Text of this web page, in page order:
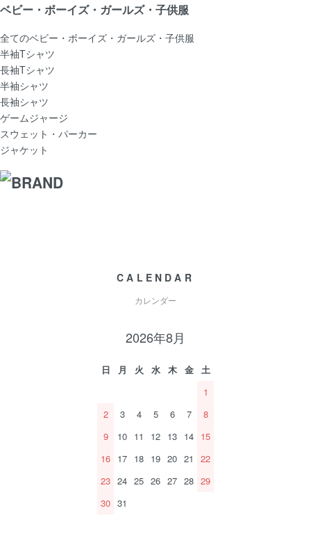
ベビー・ボーイズ・ガールズ・子供服
全てのベビー・ボーイズ・ガールズ・子供服
半袖Tシャツ
長袖Tシャツ
半袖シャツ
長袖シャツ
ゲームジャージ
スウェット・パーカー
ジャケット
CALENDAR
カレンダー
2026年8月
日 月 火 水 木 金
土
1
2
3 4 5 6 7
8
9
10 11 12 13 14 15
16 17 18 19 20 21
22
23 24 25 26 27 28 29
30 31